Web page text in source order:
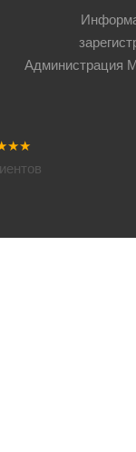
Администрация